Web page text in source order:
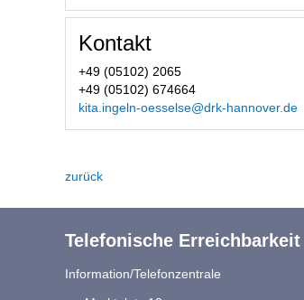
Kontakt
+49 (05102) 2065
+49 (05102) 674664
kita.ingeln-oesselse@drk-hannover.de
zurück
Telefonische Erreichbarkeit
Information/Telefonzentrale